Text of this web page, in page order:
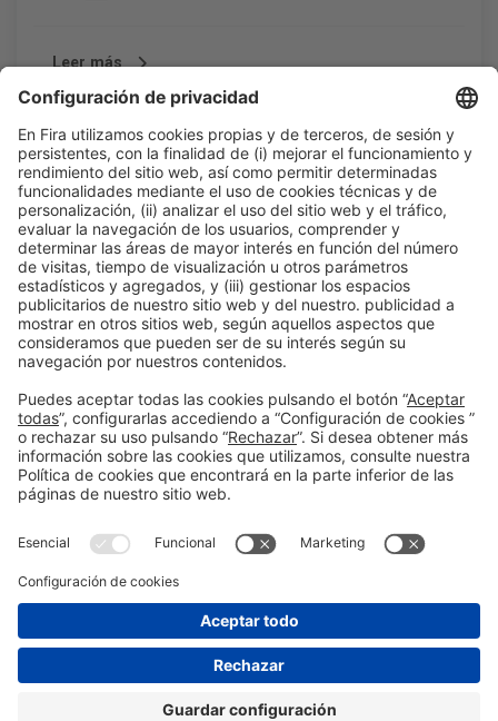
Leer más
13:00h
WORKSHOP | BIZBARCELONA 2025 GESTIÓN
Diseña tu hoja de ruta con IA:
sesión estratégica para
empezar con IA en tu empresa
#Digitalización
Mié 15 13:00h - 14:00h
Leer más